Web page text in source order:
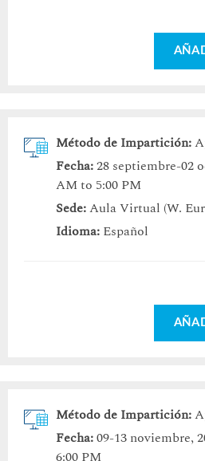
Método de Impartición:
Fecha:28 septiembre-02
AM to 5:00 PM
Sede:Aula Virtual (W.
Idioma: Español
Método de Impartición:
Fecha:09-13 noviembre,
6:00 PM